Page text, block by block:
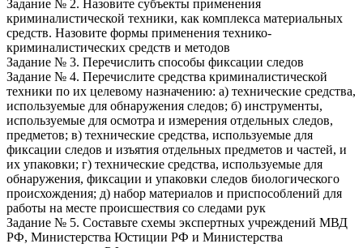
Задание № 2. Назовите субъекты применения
криминалистической техники, как комплекса материальных
средств. Назовите формы применения технико-
криминалистических средств и методов
Задание № 3. Перечислить способы фиксации следов
Задание № 4. Перечислите средства криминалистической
техники по их целевому назначению: а) технические средства,
используемые для обнаружения следов; б) инструменты,
используемые для осмотра и измерения отдельных следов,
предметов; в) технические средства, используемые для
фиксации следов и изъятия отдельных предметов и частей, и
их упаковки; г) технические средства, используемые для
обнаружения, фиксации и упаковки следов биологического
происхождения; д) набор материалов и приспособлений для
работы на месте происшествия со следами рук
Задание № 5. Составьте схемы экспертных учреждений МВД
РФ, Министерства Юстиции РФ и Министерства